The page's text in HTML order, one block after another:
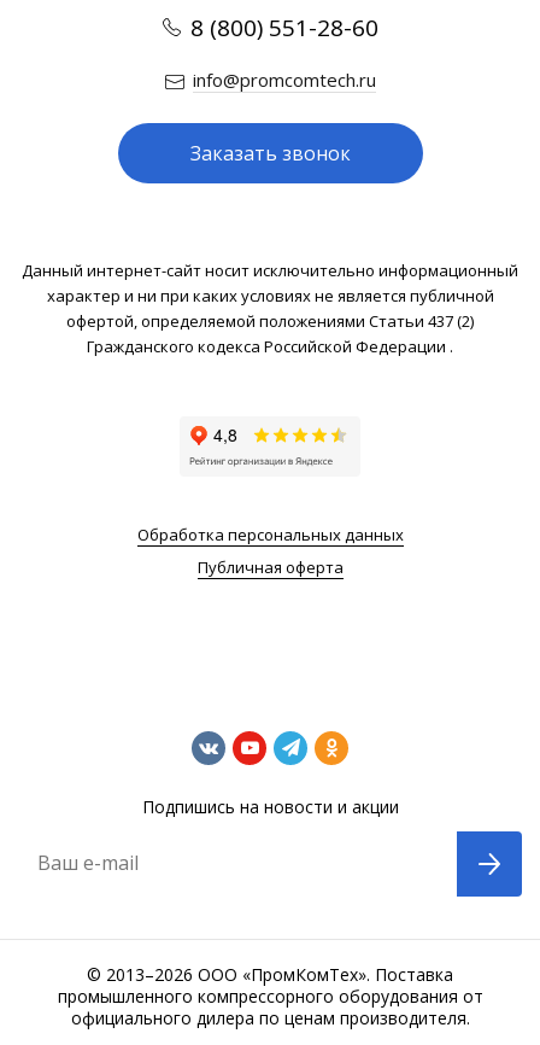
8 (800) 551-28-60
info@promcomtech.ru
Заказать звонок
Данный интернет-сайт носит исключительно информационный
характер и ни при каких условиях не является публичной
офертой, определяемой положениями Статьи 437 (2)
Гражданского кодекса Российской Федерации .
Обработка персональных данных
Публичная оферта
Подпишись на новости и акции
Ваш e-mail
© 2013–2026 ООО «ПромКомТех». Поставка
промышленного компрессорного оборудования от
официального дилера по ценам производителя.